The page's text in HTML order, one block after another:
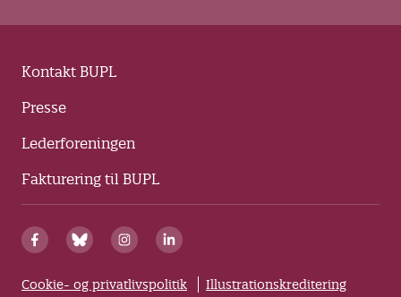
Kontakt BUPL
Presse
Lederforeningen
Fakturering til BUPL
Cookie- og privatlivspolitik Illustrationskreditering